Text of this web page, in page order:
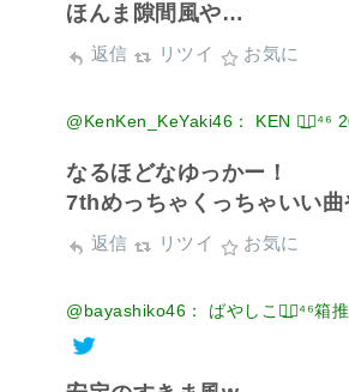
ほんま隙間風や…
返信 リツイ お気に
@KenKen_KeYaki46： KEN ◢͟￨⁴⁶
なるほどなゆっかー！
7thめっちゃくっちゃいい曲
返信 リツイ お気に
@bayashiko46： ばやしこ◢͟￨⁴⁶箱